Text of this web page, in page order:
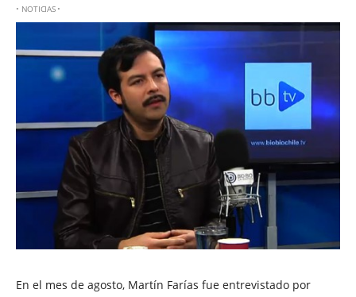
• NOTICIAS•
En el mes de agosto, Martín Farías fue entrevistado por